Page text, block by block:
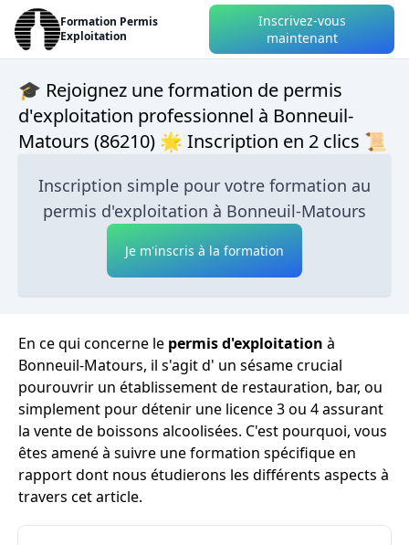
Formation Permis
Exploitation
Inscrivez-vous
maintenant
🎓 Rejoignez une formation de permis
d'exploitation professionnel à Bonneuil-
Matours (86210) 🌟 Inscription en 2 clics 📜
Inscription simple pour votre formation au
permis d'exploitation à Bonneuil-Matours
Je m'inscris à la formation
En ce qui concerne le permis d'exploitation à
Bonneuil-Matours, il s'agit d' un sésame crucial
pourouvrir un établissement de restauration, bar, ou
simplement pour détenir une licence 3 ou 4 assurant
la vente de boissons alcoolisées. C'est pourquoi, vous
êtes amené à suivre une formation spécifique en
rapport dont nous étudierons les différents aspects à
travers cet article.